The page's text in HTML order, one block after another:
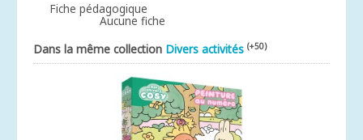
Fiche pédagogique
Aucune fiche
Dans la même collection Divers activités (+50)